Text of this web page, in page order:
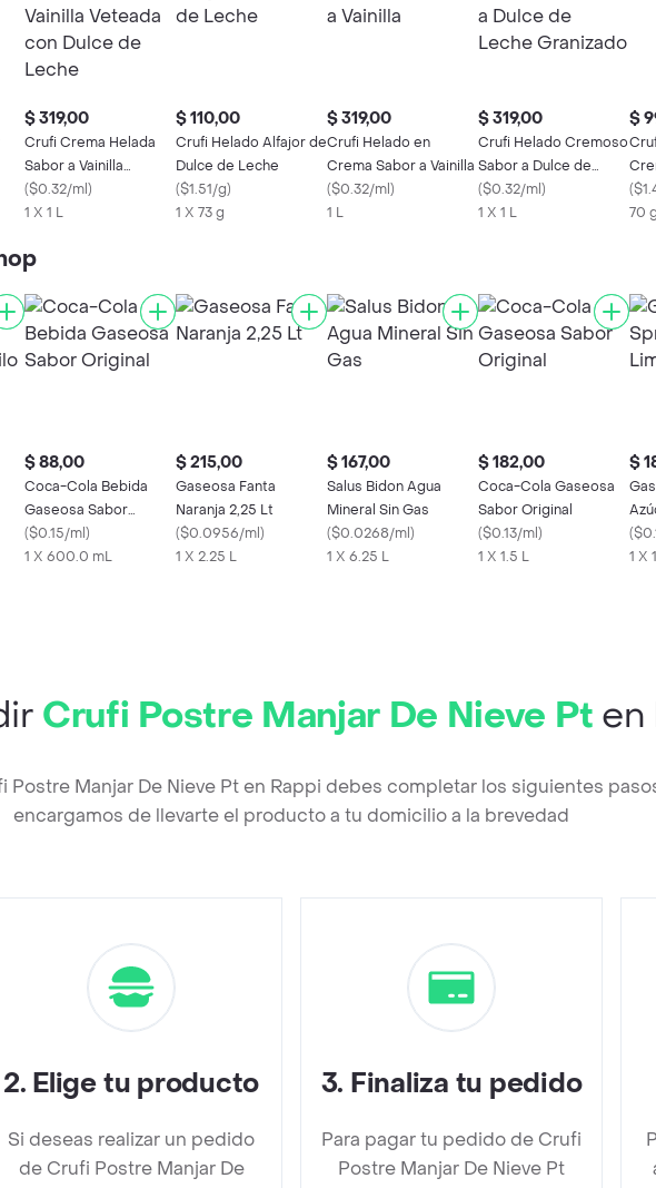
$ 319,00
Crufi Crema Helada
Sabor a Vainilla
Veteada con Dulce de
Leche
($0.32/ml)
1 X 1 L
$ 110,00
Crufi Helado Alfajor de
Dulce de Leche
($1.51/g)
1 X 73 g
$ 319,00
Crufi Helado en
Crema Sabor a Vainilla
($0.32/ml)
1 L
$ 319,00
Crufi Helado Cremoso
Sabor a Dulce de
Leche Granizado
($0.32/ml)
1 X 1 L
$
(
70 g
$ 88,00
Coca-Cola Bebida
Gaseosa Sabor
Original
($0.15/ml)
1 X 600.0 mL
$ 215,00
Gaseosa Fanta
Naranja 2,25 Lt
($0.0956/ml)
1 X 2.25 L
$ 167,00
Salus Bidon Agua
Mineral Sin Gas
($0.0268/ml)
1 X 6.25 L
$ 182,00
Coca-Cola Gaseosa
Sabor Original
($0.13/ml)
1 X 1.5 L
$
Lt
(
1 X
Crufi Postre Manjar De Nieve Pt en
Postre Manjar De Nieve Pt en Rappi debes completar los siguientes
encargamos de llevarte el producto a tu domicilio a la brevedad
2. Elige tu producto
Si deseas realizar un pedido
de Crufi Postre Manjar De
3. Finaliza tu pedido
Para pagar tu pedido de Crufi
Postre Manjar De Nieve Pt